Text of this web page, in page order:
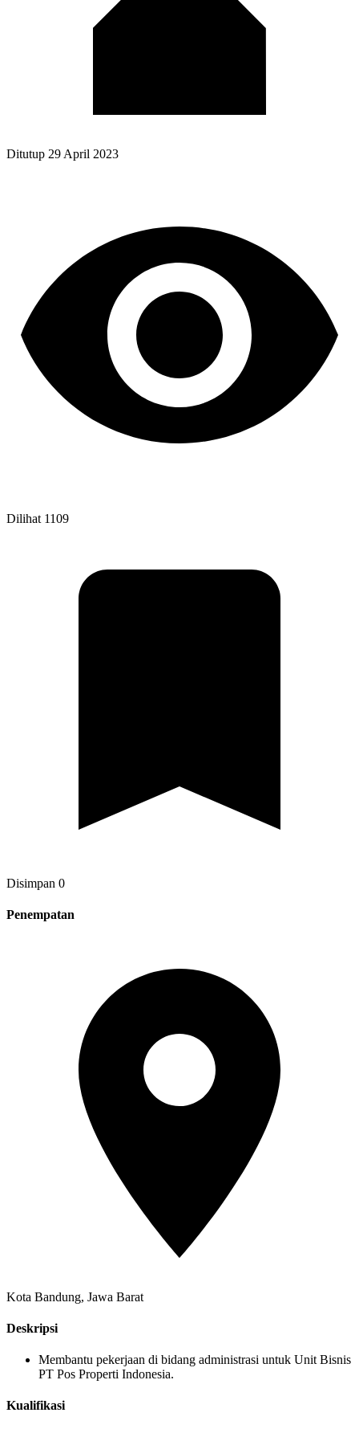
Ditutup 29 April 2023
Dilihat 1109
Disimpan 0
Penempatan
Kota Bandung, Jawa Barat
Deskripsi
Membantu pekerjaan di bidang administrasi untuk Unit Bisnis
PT Pos Properti Indonesia.
Kualifikasi